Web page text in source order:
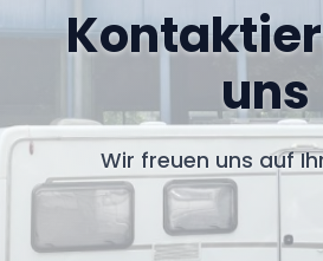
uns
Wir freuen uns auf